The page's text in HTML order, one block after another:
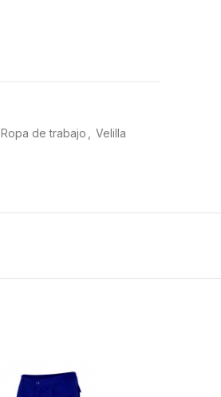
Ropa de trabajo Velilla